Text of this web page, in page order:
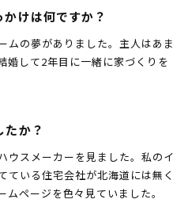
けは何ですか？
ムの夢がありました。主人はあま
婚して2年目に一緒に家づくりを
たか？
ウスメーカーを見ました。私のイ
ている住宅会社が北海道には無く
ページを色々見ていました。